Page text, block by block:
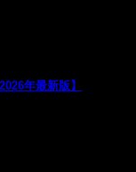
年最新版】